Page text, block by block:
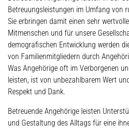
Betreuungsleistungen im Umfang von
Sie erbringen damit einen sehr
Mitmenschen und für unsere
demografischen Entwicklung werden
von Familienmitgliedern durch
Was Angehörige oft im Verborgenen
leisten, ist von unbezahlbarem Wert
Respekt und Dank.
Betreuende Angehörige leisten
und Gestaltung des Alltags für eine